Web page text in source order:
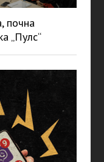
почна
„Пулс“